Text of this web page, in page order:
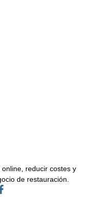
reducir costes y
de restauración.